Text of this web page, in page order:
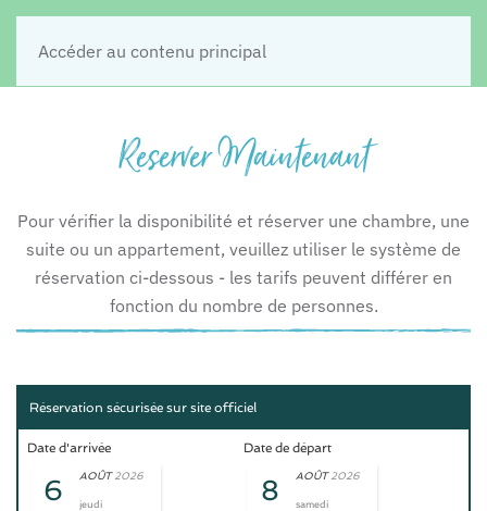
Accéder au contenu principal
Reserver Maintenant
Pour vérifier la disponibilité et réserver une chambre, une
suite ou un appartement, veuillez utiliser le système de
réservation ci-dessous - les tarifs peuvent différer en
fonction du nombre de personnes.
Réservation sécurisée sur site officiel
Date d'arrivée
6 AOÛT 2026
jeudi
Date de départ
8 AOÛT 2026
samedi